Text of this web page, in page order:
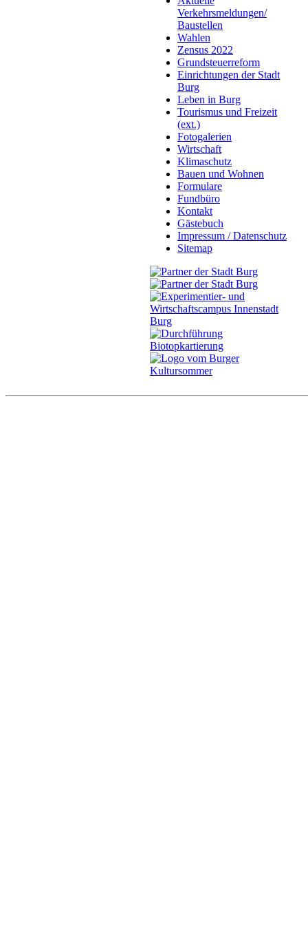
Verkehrsmeldungen/
Baustellen
Wahlen
Zensus 2022
Grundsteuerreform
Einrichtungen der Stadt
Burg
Leben in Burg
Tourismus und Freizeit
(ext.)
Fotogalerien
Wirtschaft
Klimaschutz
Bauen und Wohnen
Formulare
Fundbüro
Kontakt
Gästebuch
Impressum / Datenschutz
Sitemap